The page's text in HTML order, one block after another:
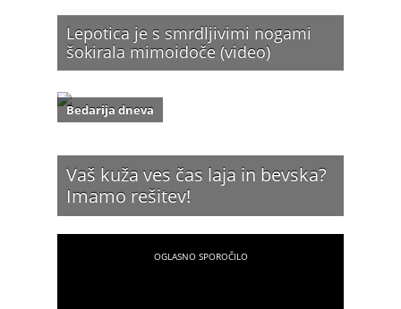
Lepotica je s smrdljivimi nogami
šokirala mimoidoče (video)
Vaš kuža ves čas laja in bevska?
Imamo rešitev!
Bedarija dneva